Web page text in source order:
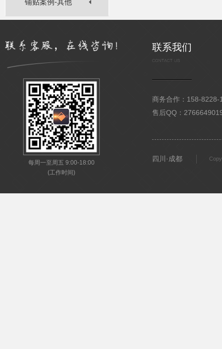
铺贴案例-其他
每周一至周五 9:00-18:00
(工作时间)
联系我们
商务合作：158-
售后QQ：
四川·成都